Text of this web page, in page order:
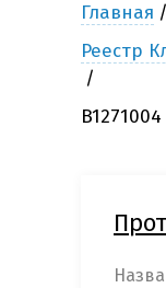
Главная
Реестр
B1271004